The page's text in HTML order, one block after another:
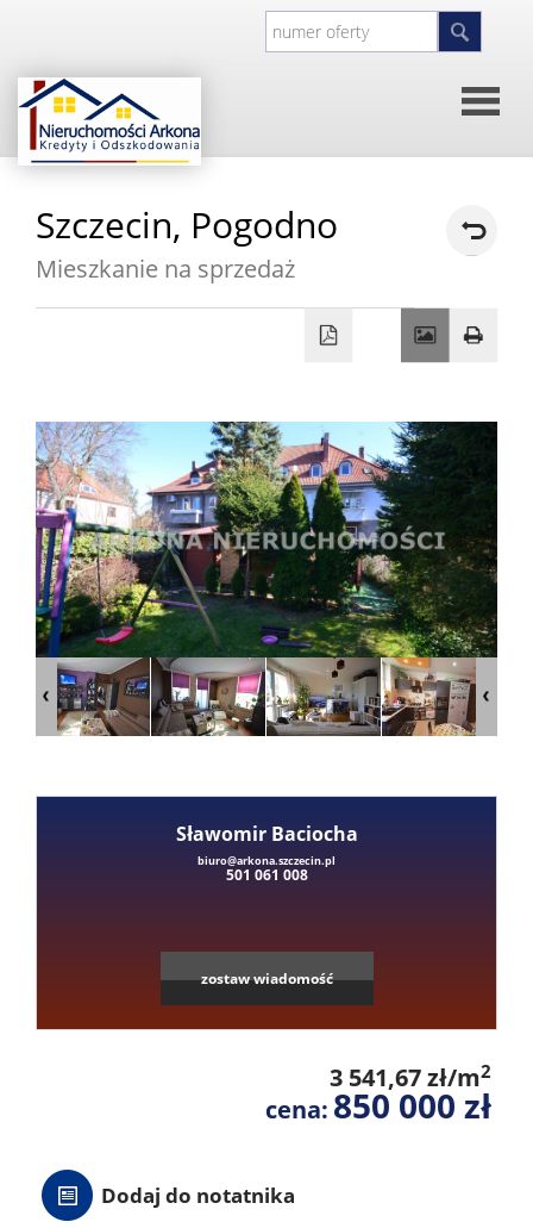
główna
O
firmie
Kontakt
Oferty
Domy
Dzialki
Szczecin, Pogodno
Mieszkanie na sprzedaż
Sławomir Baciocha
biuro@arkona.szczecin.pl
501 061 008
zostaw wiadomość
3 541,67 zł/m2
cena: 850 000 zł
Dodaj do notatnika